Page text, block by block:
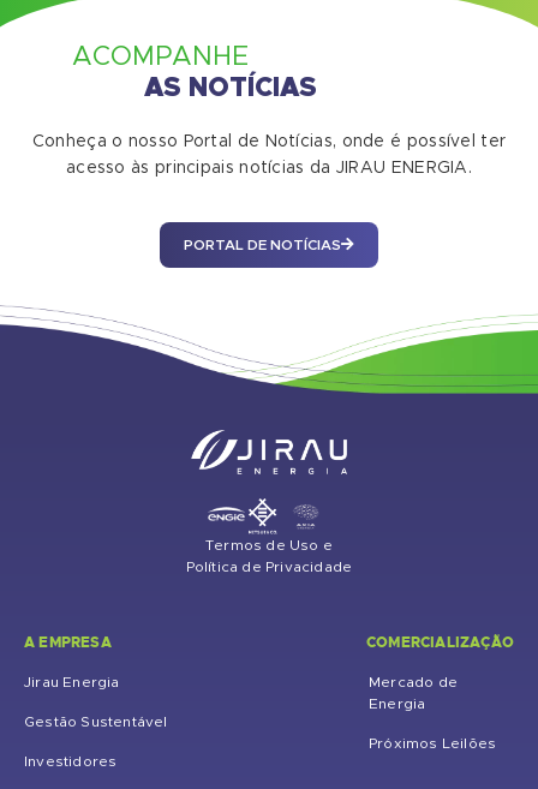
ACOMPANHE
AS NOTÍCIAS
Conheça o nosso Portal de Notícias, onde é possível ter
acesso às principais notícias da JIRAU ENERGIA.
PORTAL DE NOTÍCIAS
Termos de Uso e
Política de Privacidade
A EMPRESA
Jirau Energia
Gestão Sustentável
Investidores
COMERCIALIZAÇÃO
Mercado de
Energia
Próximos Leilões